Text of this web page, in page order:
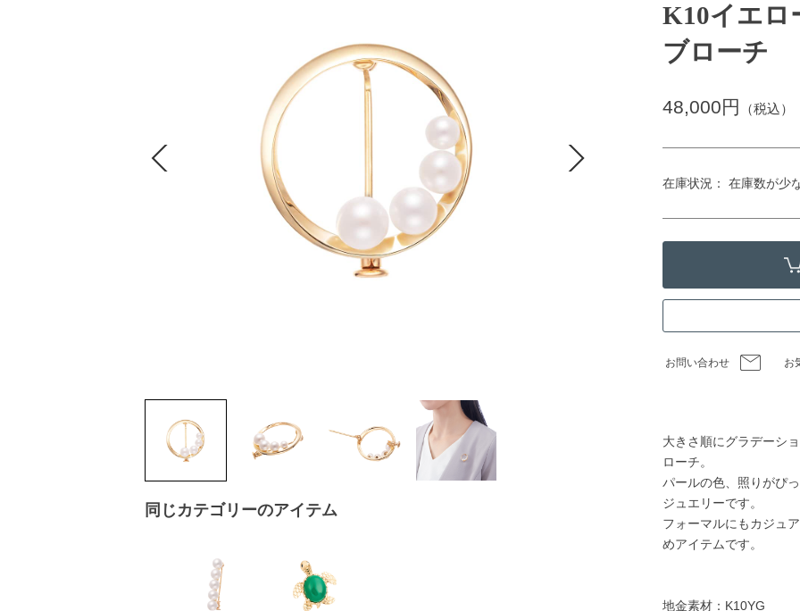
同じカテゴリーのアイテム
K10イエロ
ブローチ
48,000円 （税込）
在庫状況： 在庫数が少
お問い合わせ お
大きさ順にグラデーシ
ローチ。
パールの色、照りがぴ
ジュエリーです。
フォーマルにもカジュ
めアイテムです。
地金素材：K10YG